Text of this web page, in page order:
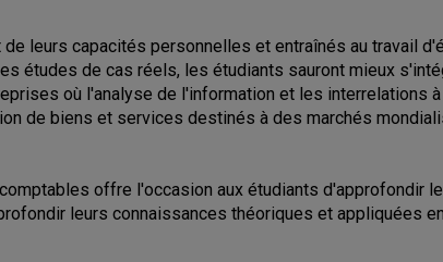
leurs capacités personnelles et entraînés au travail
études de cas réels, les étudiants sauront mieux
où l'analyse de l'information et les interrelations
de biens et services destinés à des marchés
offre l'occasion aux étudiants d'approfondir
leurs connaissances théoriques et appliquées